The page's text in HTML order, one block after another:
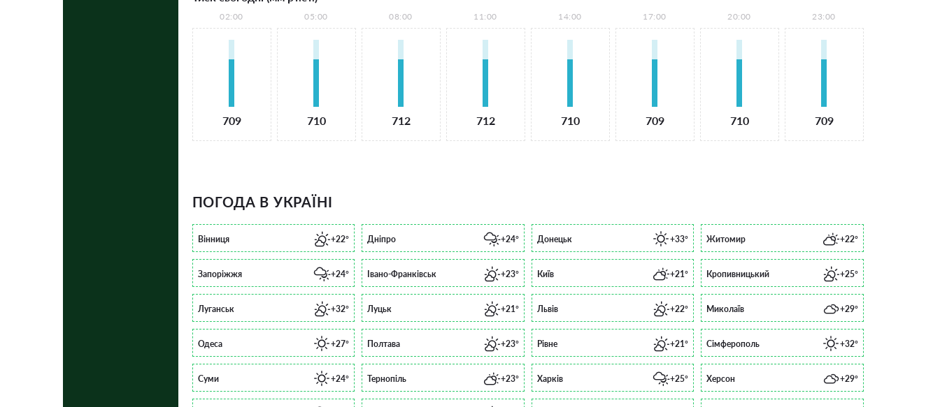
02:00
709
05:00
710
08:00
712
11:00
712
14:00
710
17:00
709
20:00
710
23:00
709
ПОГОДА В УКРАЇНІ
Вінниця +22° Дніпро +24° Донецьк +33° Житомир +22°
Запоріжжя +24° Івано-Франківськ +23° Київ +21° Кропивницький +25°
Луганськ +32° Луцьк +21° Львів +22° Миколаїв +29°
Одеса +27° Полтава +23° Рівне +21° Сімферополь +32°
Суми +24° Тернопіль +23° Харків +25° Херсон +29°